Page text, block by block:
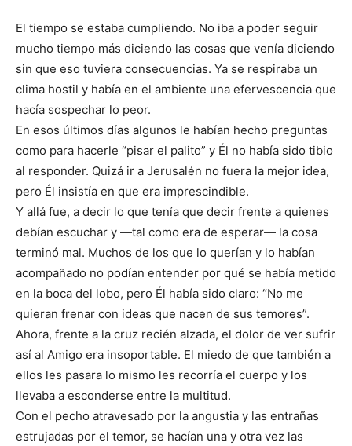
El tiempo se estaba cumpliendo. No iba a poder seguir
mucho tiempo más diciendo las cosas que venía diciendo
sin que eso tuviera consecuencias. Ya se respiraba un
clima hostil y había en el ambiente una efervescencia que
hacía sospechar lo peor.
En esos últimos días algunos le habían hecho preguntas
como para hacerle “pisar el palito” y Él no había sido tibio
al responder. Quizá ir a Jerusalén no fuera la mejor idea,
pero Él insistía en que era imprescindible.
Y allá fue, a decir lo que tenía que decir frente a quienes
debían escuchar y —tal como era de esperar— la cosa
terminó mal. Muchos de los que lo querían y lo habían
acompañado no podían entender por qué se había metido
en la boca del lobo, pero Él había sido claro: “No me
quieran frenar con ideas que nacen de sus temores”.
Ahora, frente a la cruz recién alzada, el dolor de ver sufrir
así al Amigo era insoportable. El miedo de que también a
ellos les pasara lo mismo les recorría el cuerpo y los
llevaba a esconderse entre la multitud.
Con el pecho atravesado por la angustia y las entrañas
estrujadas por el temor, se hacían una y otra vez las